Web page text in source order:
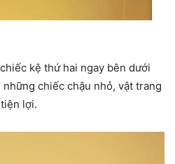
kệ thứ hai ngay bên dưới
chiếc chậu nhỏ, vật trang
lợi.